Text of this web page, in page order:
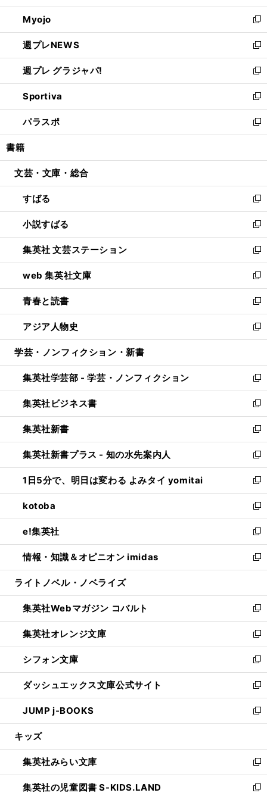
開
く
ウ
で
開
く
ン
ド
ウ
で
開
く
ウ
ィ
ン
ド
ウ
で
開
く
Myojo
新
し
い
ウ
ィ
ン
ド
ウ
で
開
週プレNEWS
新
し
い
ウ
ィ
ン
ド
ウ
開
週プレ グラジャパ!
新
し
い
ウ
ィ
ン
ウ
開
く
Sportiva
新
し
い
ウ
ン
ウ
で
開
く
パラスポ
新
し
ウ
ン
ド
ウ
で
開
く
書籍
文芸・文庫・総合
すばる
新
し
い
ウ
ィ
ン
ド
ウ
で
開
く
小説すばる
新
し
い
ウ
ィ
ン
ド
ウ
で
開
集英社 文芸ステーション
新
し
い
ウ
ィ
ン
ド
ウ
開
く
web 集英社文庫
新
し
い
ウ
ィ
ン
ウ
で
開
く
青春と読書
新
し
い
ウ
ン
ド
ウ
で
開
く
アジア人物史
新
し
ウ
ィ
ン
ド
ウ
で
開
く
学芸・ノンフィクション・新書
集英社学芸部 - 学芸・ノンフィクション
新
し
い
ウ
ィ
ン
ド
ウ
で
開
く
集英社ビジネス書
新
し
い
ウ
ィ
ン
ド
ウ
で
開
く
集英社新書
新
し
い
ウ
ィ
ン
ド
ウ
で
開
く
集英社新書プラス - 知の水先案内人
新
し
い
ウ
ィ
ン
ド
ウ
で
開
1日5分で、明日は変わる よみタイ yomitai
新
し
い
ウ
ィ
ン
ド
ウ
開
く
kotoba
新
し
い
ウ
ィ
ン
ウ
で
開
く
e!集英社
新
し
い
ウ
ン
ド
ウ
で
開
く
情報・知識＆オピニオン imidas
新
し
ウ
ィ
ン
ド
ウ
で
開
く
ライトノベル・ノベライズ
集英社Webマガジン コバルト
新
し
い
ウ
ィ
ン
ド
ウ
で
開
集英社オレンジ文庫
新
し
い
ウ
ィ
ン
ド
ウ
開
く
シフォン文庫
新
し
い
ウ
ィ
ン
ウ
で
開
く
ダッシュエックス文庫公式サイト
新
し
い
ウ
ン
ド
ウ
で
JUMP j-BOOKS
新
し
ウ
ィ
ン
ド
キッズ
集英社みらい文庫
新
し
い
集英社の児童図書 S-KIDS.LAND
新